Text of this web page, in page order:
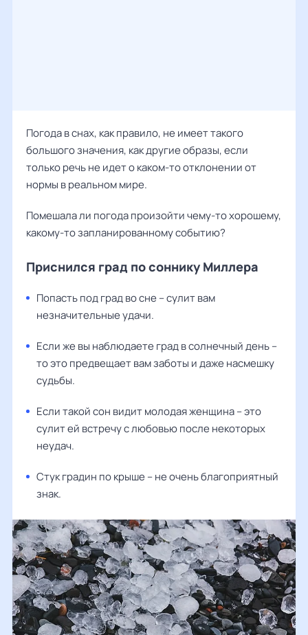
Погода в снах, как правило, не имеет такого
большого значения, как другие образы, если
только речь не идет о каком-то отклонении от
нормы в реальном мире.
Помешала ли погода произойти чему-то хорошему,
какому-то запланированному событию?
Приснился град по соннику Миллера
Попасть под град во сне – сулит вам
незначительные удачи.
Если же вы наблюдаете град в солнечный день –
то это предвещает вам заботы и даже насмешку
судьбы.
Если такой сон видит молодая женщина – это
сулит ей встречу с любовью после некоторых
неудач.
Стук градин по крыше – не очень благоприятный
знак.